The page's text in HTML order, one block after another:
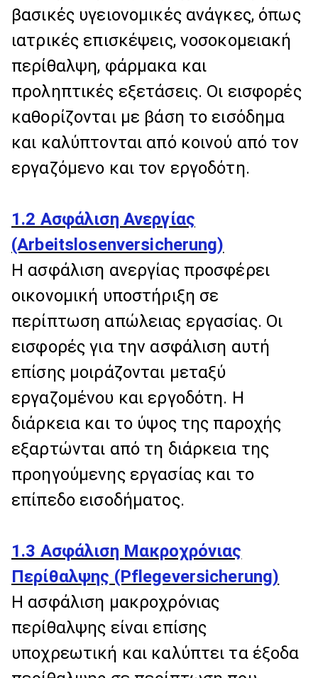
βασικές υγειονομικές ανάγκες, όπως
ιατρικές επισκέψεις, νοσοκομειακή
περίθαλψη, φάρμακα και
προληπτικές εξετάσεις. Οι εισφορές
καθορίζονται με βάση το εισόδημα
και καλύπτονται από κοινού από τον
εργαζόμενο και τον εργοδότη.
1.2 Ασφάλιση Ανεργίας
(Arbeitslosenversicherung)
Η ασφάλιση ανεργίας προσφέρει
οικονομική υποστήριξη σε
περίπτωση απώλειας εργασίας. Οι
εισφορές για την ασφάλιση αυτή
επίσης μοιράζονται μεταξύ
εργαζομένου και εργοδότη. Η
διάρκεια και το ύψος της παροχής
εξαρτώνται από τη διάρκεια της
προηγούμενης εργασίας και το
επίπεδο εισοδήματος.
1.3 Ασφάλιση Μακροχρόνιας
Περίθαλψης (Pflegeversicherung)
Η ασφάλιση μακροχρόνιας
περίθαλψης είναι επίσης
υποχρεωτική και καλύπτει τα έξοδα